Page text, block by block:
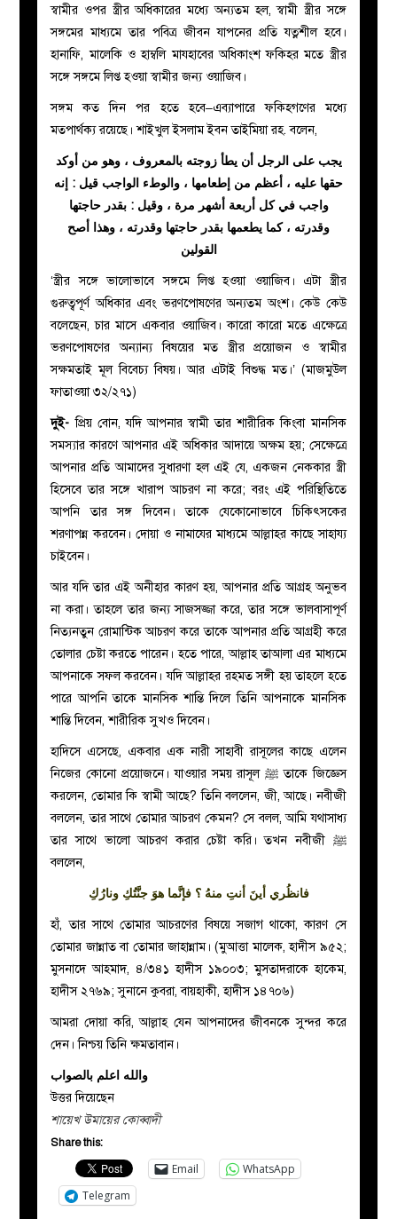
স্বামীর ওপর স্ত্রীর অধিকারের মধ্যে অন্যতম হল, স্বামী স্ত্রীর সঙ্গে
সঙ্গমের মাধ্যমে তার পবিত্র জীবন যাপনের প্রতি যত্নশীল হবে।
হানাফি, মালেকি ও হাম্বলি মাযহাবের অধিকাংশ ফকিহর মতে স্ত্রীর
সঙ্গে সঙ্গমে লিপ্ত হওয়া স্বামীর জন্য ওয়াজিব।
সঙ্গম কত দিন পর হতে হবে–এব্যাপারে ফকিহগণের মধ্যে
মতপার্থক্য রয়েছে। শাইখুল ইসলাম ইবন তাইমিয়া রহ. বলেন,
يجب على الرجل أن يطأ زوجته بالمعروف ، وهو من أوكد
حقها عليه ، أعظم من إطعامها ، والوطء الواجب قيل : إنه
واجب في كل أربعة أشهر مرة ، وقيل : بقدر حاجتها
وقدرته ، كما يطعمها بقدر حاجتها وقدرته ، وهذا أصح
القولين
‘স্ত্রীর সঙ্গে ভালোভাবে সঙ্গমে লিপ্ত হওয়া ওয়াজিব। এটা স্ত্রীর
গুরুত্বপূর্ণ অধিকার এবং ভরণপোষণের অন্যতম অংশ। কেউ কেউ
বলেছেন, চার মাসে একবার ওয়াজিব। কারো কারো মতে এক্ষেত্রে
ভরণপোষণের অন্যান্য বিষয়ের মত স্ত্রীর প্রয়োজন ও স্বামীর
সক্ষমতাই মূল বিবেচ্য বিষয়। আর এটাই বিশুদ্ধ মত।’ (মাজমুউল
ফাতাওয়া ৩২/২৭১)
দুই- প্রিয় বোন, যদি আপনার স্বামী তার শারীরিক কিংবা মানসিক
সমস্যার কারণে আপনার এই অধিকার আদায়ে অক্ষম হয়; সেক্ষেত্রে
আপনার প্রতি আমাদের সুধারণা হল এই যে, একজন নেককার স্ত্রী
হিসেবে তার সঙ্গে খারাপ আচরণ না করে; বরং এই পরিস্থিতিতে
আপনি তার সঙ্গ দিবেন। তাকে যেকোনোভাবেচিকিৎসকের
শরণাপন্ন করবেন। দোয়া ও নামাযের মাধ্যমে আল্লাহর কাছে সাহায্য
চাইবেন।
আর যদি তার এই অনীহার কারণ হয়, আপনার প্রতি আগ্রহ অনুভব
না করা। তাহলে তার জন্য সাজসজ্জা করে, তার সঙ্গে ভালবাসাপূর্ণ
নিত্যনতুন রোমান্টিক আচরণ করে তাকে আপনার প্রতি আগ্রহী করে
তোলার চেষ্টা করতে পারেন। হতে পারে, আল্লাহ তাআলা এর মাধ্যমে
আপনাকে সফল করবেন। যদি আল্লাহর রহমত সঙ্গী হয় তাহলে হতে
পারে আপনি তাকে মানসিক শান্তি দিলে তিনি আপনাকে মানসিক
শান্তি দিবেন, শারীরিক সুখও দিবেন।
হাদিসে এসেছে, একবার এক নারী সাহাবী রাসূলের কাছে এলেন
নিজের কোনো প্রয়োজনে। যাওয়ার সময় রাসূল ﷺ তাকে জিজ্ঞেস
করলেন, তোমার কি স্বামী আছে? তিনি বললেন, জী, আছে। নবীজী
বললেন, তার সাথে তোমার আচরণ কেমন? সে বলল, আমি যথাসাধ্য
তার সাথে ভালো আচরণ করার চেষ্টা করি। তখন নবীজী ﷺ
বললেন,
فانظُري أينَ أنتِ منهُ ؟ فإنَّما هوَ جنَّتُكِ ونارُكِ
হাঁ, তার সাথে তোমার আচরণের বিষয়ে সজাগ থাকো, কারণ সে
তোমার জান্নাত বা তোমার জাহান্নাম। (মুআত্তা মালেক, হাদীস ৯৫২;
মুসনাদে আহমাদ, ৪/৩৪১ হাদীস ১৯০০৩; মুসতাদরাকে হাকেম,
হাদীস ২৭৬৯; সুনানে কুবরা, বায়হাকী, হাদীস ১৪৭০৬)
আমরা দোয়া করি, আল্লাহ যেন আপনাদের জীবনকে সুন্দর করে
দেন। নিশ্চয় তিনি ক্ষমতাবান।
والله اعلم بالصواب
উত্তর দিয়েছেন
শায়েখ উমায়ের কোব্বাদী
Share this:
Email
WhatsApp
Telegram